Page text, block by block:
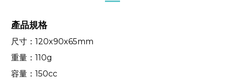
產品規格
尺寸： 120x90x65mm
重量： 110g
容量： 150cc